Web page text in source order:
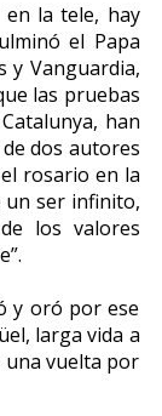
en la tele, hay
el Papa
y Vanguardia,
las pruebas
han
dos autores
rosario en la
un ser infinito,
los valores
y oró por ese
larga vida a
una vuelta por